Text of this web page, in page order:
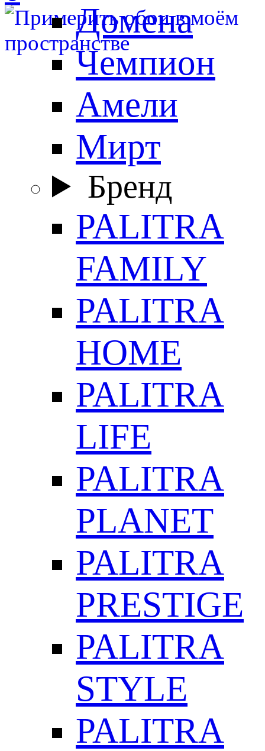
Домена
Чемпион
Амели
Мирт
Бренд
PALITRA
FAMILY
PALITRA
HOME
PALITRA
LIFE
PALITRA
PLANET
PALITRA
PRESTIGE
PALITRA
STYLE
PALITRA